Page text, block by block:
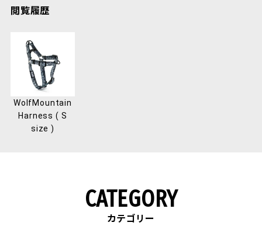
閲覧履歴
WolfMountain
Harness ( S
size )
CATEGORY
カテゴリー